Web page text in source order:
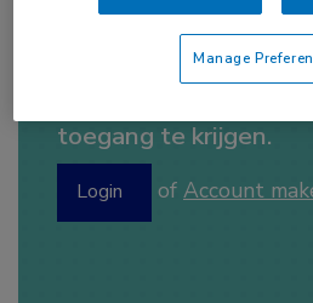
toegang te krijgen.
Login of Account
Manage